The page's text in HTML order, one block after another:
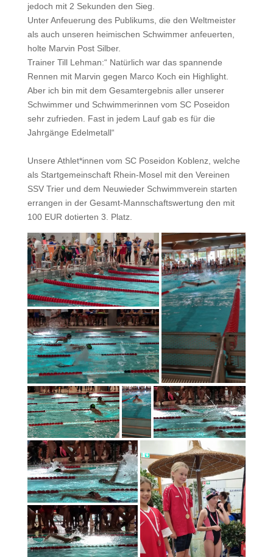
jedoch mit 2 Sekunden den Sieg.
Unter Anfeuerung des Publikums, die den Weltmeister
als auch unseren heimischen Schwimmer anfeuerten,
holte Marvin Post Silber.
Trainer Till Lehman:“ Natürlich war das spannende
Rennen mit Marvin gegen Marco Koch ein Highlight.
Aber ich bin mit dem Gesamtergebnis aller unserer
Schwimmer und Schwimmerinnen vom SC Poseidon
sehr zufrieden. Fast in jedem Lauf gab es für die
Jahrgänge Edelmetall“
Unsere Athlet*innen vom SC Poseidon Koblenz, welche
als Startgemeinschaft Rhein-Mosel mit den Vereinen
SSV Trier und dem Neuwieder Schwimmverein starten
errangen in der Gesamt-Mannschaftswertung den mit
100 EUR dotierten 3. Platz.